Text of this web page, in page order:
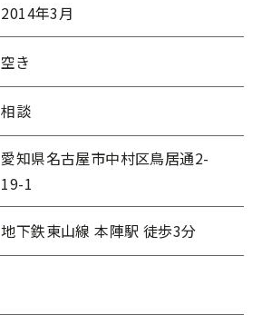
2014年3月
空き
相談
愛知県名古屋市中村区鳥居通2-
19-1
地下鉄東山線 本陣駅 徒歩3分